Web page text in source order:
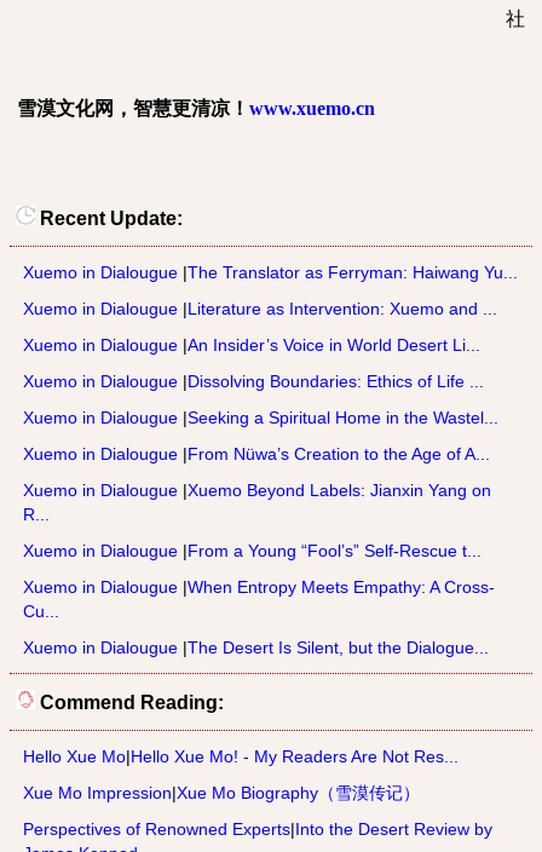
社
雪漠文化网，智慧更清凉！ www.xuemo.cn
Recent Update:
Xuemo in Dialougue |The Translator as Ferryman: Haiwang Yu...
Xuemo in Dialougue |Literature as Intervention: Xuemo and ...
Xuemo in Dialougue |An Insider’s Voice in World Desert Li...
Xuemo in Dialougue |Dissolving Boundaries: Ethics of Life ...
Xuemo in Dialougue |Seeking a Spiritual Home in the Wastel...
Xuemo in Dialougue |From Nüwa’s Creation to the Age of A...
Xuemo in Dialougue |Xuemo Beyond Labels: Jianxin Yang on
R...
Xuemo in Dialougue |From a Young “Fool’s” Self-Rescue t...
Xuemo in Dialougue |When Entropy Meets Empathy: A Cross-
Cu...
Xuemo in Dialougue |The Desert Is Silent, but the Dialogue...
Commend Reading:
Hello Xue Mo|Hello Xue Mo! - My Readers Are Not Res...
Xue Mo Impression|Xue Mo Biography（雪漠传记）
Perspectives of Renowned Experts|Into the Desert Review by